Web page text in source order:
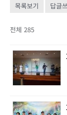
목록보기 답글
전체 285